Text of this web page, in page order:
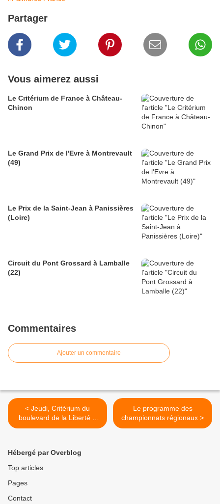
Partager
Vous aimerez aussi
Le Critérium de France à Château-
Chinon
Le Grand Prix de l'Evre à Montrevault
(49)
Le Prix de la Saint-Jean à Panissières
(Loire)
Circuit du Pont Grossard à Lamballe
(22)
Commentaires
Ajouter un commentaire
< Jeudi, Critérium du
boulevard de la Liberté à
Rennes
Le programme des
championnats régionaux >
Hébergé par Overblog
Top articles
Pages
Contact